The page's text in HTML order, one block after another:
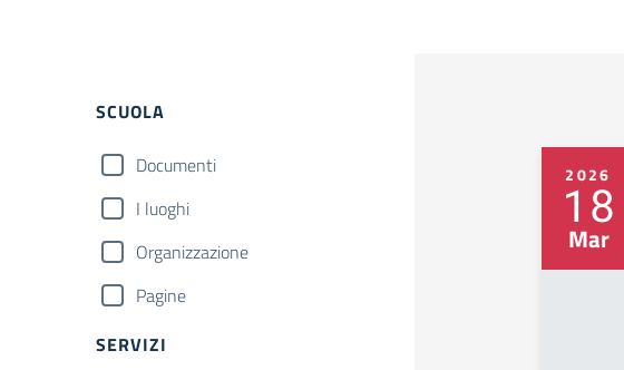
Filtri
SCUOLA
Documenti
I luoghi
Organizzazione
Pagine
SERVIZI
2026
18
Mar